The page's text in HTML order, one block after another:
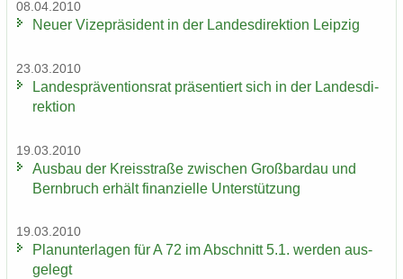
08.04.2010
Neuer Vi­ze­prä­si­dent in der Lan­des­di­rek­ti­on Leip­zig
23.03.2010
Lan­des­prä­ven­ti­ons­rat prä­sen­tiert sich in der Lan­des­di­
rek­ti­on
19.03.2010
Aus­bau der Kreis­stra­ße zwi­schen Groß­bardau und
Bern­bruch er­hält fi­nan­zi­el­le Un­ter­stüt­zung
19.03.2010
Plan­un­ter­la­gen für A 72 im Ab­schnitt 5.1. wer­den aus­
ge­legt